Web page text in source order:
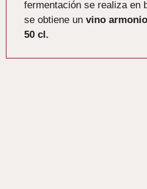
fermentación se realiza en
se obtiene un vino
50 cl.